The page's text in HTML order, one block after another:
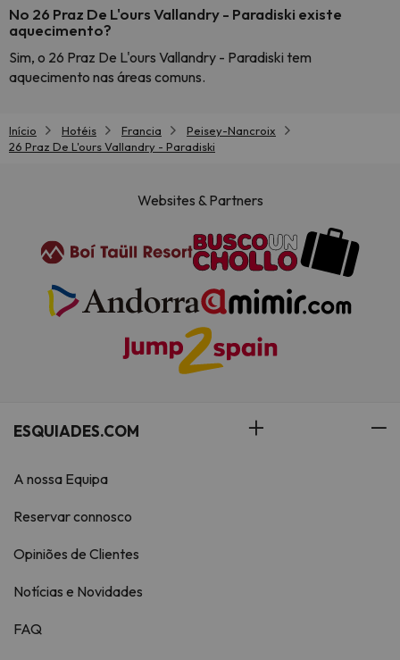
No 26 Praz De L'ours Vallandry - Paradiski existe
aquecimento?
Sim, o 26 Praz De L'ours Vallandry - Paradiski tem
aquecimento nas áreas comuns.
Início Hotéis Francia
Peisey-Nancroix
26 Praz De L'ours Vallandry - Paradiski
Websites & Partners
ESQUIADES.COM
A nossa Equipa
Reservar connosco
Opiniões de Clientes
Notícias e Novidades
FAQ